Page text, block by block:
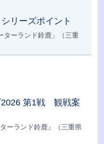
リーズポイント
ターランド鈴鹿」（三重
2026 第1戦 観戦案
ーランド鈴鹿』（三重県